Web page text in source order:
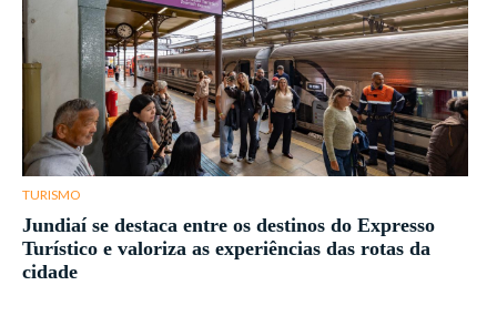
TURISMO
Jundiaí se destaca entre os destinos do Expresso
Turístico e valoriza as experiências das rotas da
cidade